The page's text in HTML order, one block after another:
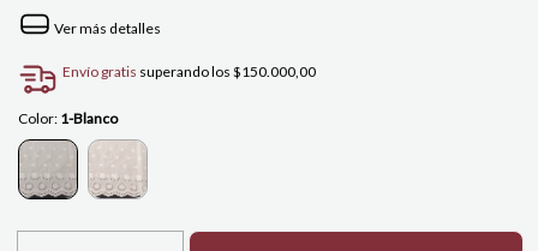
Ver más detalles
Envío gratis superando los $150.000,00
Color: 1-Blanco